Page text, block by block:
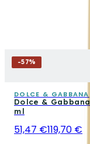
-57%
DOLCE & GABBANA
Dolce &
ml
51,47 €119,70 €